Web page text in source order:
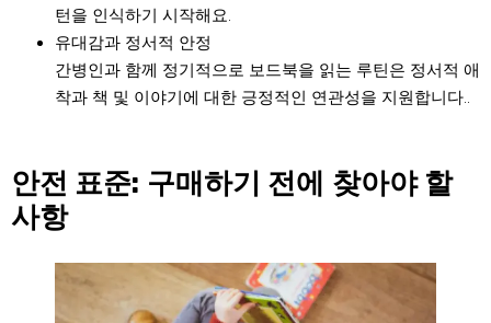
턴을 인식하기 시작해요.
유대감과 정서적 안정
간병인과 함께 정기적으로 보드북을 읽는 루틴은 정서적 애
착과 책 및 이야기에 대한 긍정적인 연관성을 지원합니다..
안전 표준: 구매하기 전에 찾아야 할
사항